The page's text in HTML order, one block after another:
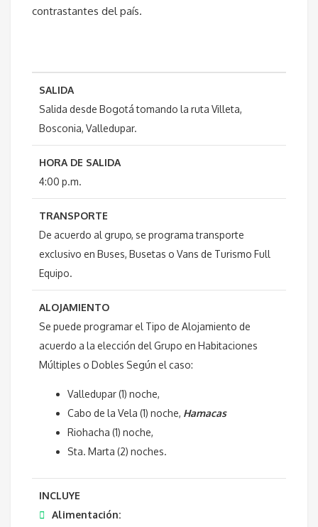
contrastantes del país.
SALIDA
Salida desde Bogotá tomando la ruta Villeta,
Bosconia, Valledupar.
HORA DE SALIDA
4:00 p.m.
TRANSPORTE
De acuerdo al grupo, se programa transporte
exclusivo en Buses, Busetas o Vans de Turismo Full
Equipo.
ALOJAMIENTO
Se puede programar el Tipo de Alojamiento de
acuerdo a la elección del Grupo en Habitaciones
Múltiples o Dobles Según el caso:
Valledupar (1) noche,
Cabo de la Vela (1) noche, Hamacas
Riohacha (1) noche,
Sta. Marta (2) noches.
INCLUYE
Alimentación: